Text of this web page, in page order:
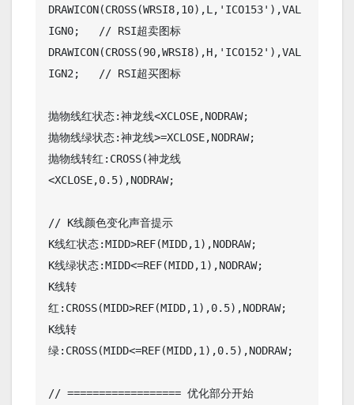
DRAWICON(CROSS(WRSI8,10),L,'ICO153'),VAL
IGN0;   // RSI超卖图标
DRAWICON(CROSS(90,WRSI8),H,'ICO152'),VAL
IGN2;   // RSI超买图标
抛物线红状态:神龙线<XCLOSE,NODRAW;
抛物线绿状态:神龙线>=XCLOSE,NODRAW;
抛物线转红:CROSS(神龙线
<XCLOSE,0.5),NODRAW;
// K线颜色变化声音提示
K线红状态:MIDD>REF(MIDD,1),NODRAW;
K线绿状态:MIDD<=REF(MIDD,1),NODRAW;
K线转
红:CROSS(MIDD>REF(MIDD,1),0.5),NODRAW;
K线转
绿:CROSS(MIDD<=REF(MIDD,1),0.5),NODRAW;
// ================== 优化部分开始